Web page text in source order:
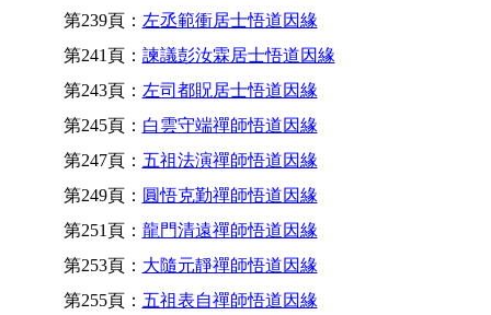
第239頁： 左丞範衝居士悟道因緣
第241頁： 諫議彭汝霖居士悟道因緣
第243頁： 左司都貺居士悟道因緣
第245頁： 白雲守端禪師悟道因緣
第247頁： 五祖法演禪師悟道因緣
第249頁： 圓悟克勤禪師悟道因緣
第251頁： 龍門清遠禪師悟道因緣
第253頁： 大隨元靜禪師悟道因緣
第255頁： 五祖表自禪師悟道因緣